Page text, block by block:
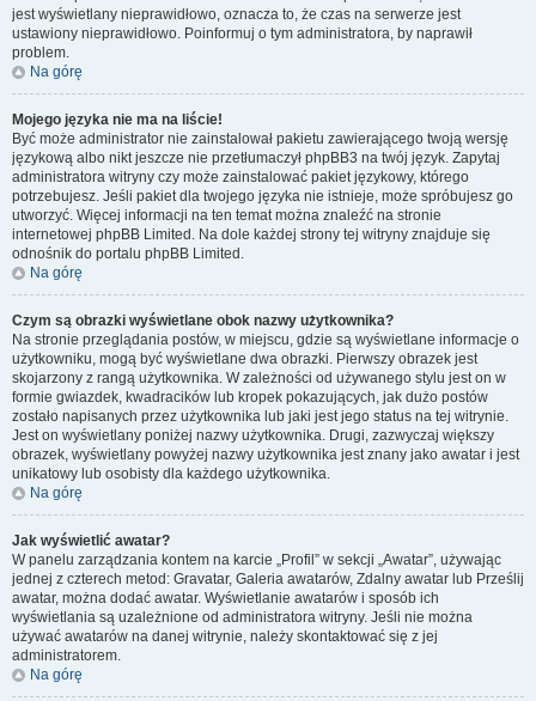
jest wyświetlany nieprawidłowo, oznacza to, że czas na serwerze jest
ustawiony nieprawidłowo. Poinformuj o tym administratora, by naprawił
problem.
Na górę
Mojego języka nie ma na liście!
Być może administrator nie zainstalował pakietu zawierającego twoją wersję
językową albo nikt jeszcze nie przetłumaczył phpBB3 na twój język. Zapytaj
administratora witryny czy może zainstalować pakiet językowy, którego
potrzebujesz. Jeśli pakiet dla twojego języka nie istnieje, może spróbujesz go
utworzyć. Więcej informacji na ten temat można znaleźć na stronie
internetowej phpBB Limited. Na dole każdej strony tej witryny znajduje się
odnośnik do portalu phpBB Limited.
Na górę
Czym są obrazki wyświetlane obok nazwy użytkownika?
Na stronie przeglądania postów, w miejscu, gdzie są wyświetlane informacje o
użytkowniku, mogą być wyświetlane dwa obrazki. Pierwszy obrazek jest
skojarzony z rangą użytkownika. W zależności od używanego stylu jest on w
formie gwiazdek, kwadracików lub kropek pokazujących, jak dużo postów
zostało napisanych przez użytkownika lub jaki jest jego status na tej witrynie.
Jest on wyświetlany poniżej nazwy użytkownika. Drugi, zazwyczaj większy
obrazek, wyświetlany powyżej nazwy użytkownika jest znany jako awatar i jest
unikatowy lub osobisty dla każdego użytkownika.
Na górę
Jak wyświetlić awatar?
W panelu zarządzania kontem na karcie „Profil” w sekcji „Awatar”, używając
jednej z czterech metod: Gravatar, Galeria awatarów, Zdalny awatar lub Prześlij
awatar, można dodać awatar. Wyświetlanie awatarów i sposób ich
wyświetlania są uzależnione od administratora witryny. Jeśli nie można
używać awatarów na danej witrynie, należy skontaktować się z jej
administratorem.
Na górę